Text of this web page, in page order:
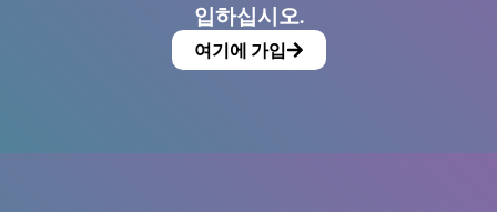
입하십시오.
여기에 가입